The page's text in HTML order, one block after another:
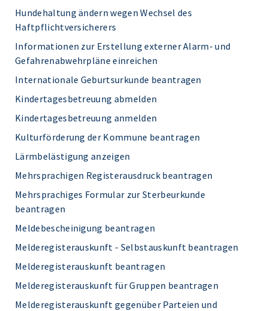
Hundehaltung ändern wegen Wechsel des
Haftpflichtversicherers
Informationen zur Erstellung externer Alarm- und
Gefahrenabwehrpläne einreichen
Internationale Geburtsurkunde beantragen
Kindertagesbetreuung abmelden
Kindertagesbetreuung anmelden
Kulturförderung der Kommune beantragen
Lärmbelästigung anzeigen
Mehrsprachigen Registerausdruck beantragen
Mehrsprachiges Formular zur Sterbeurkunde
beantragen
Meldebescheinigung beantragen
Melderegisterauskunft - Selbstauskunft beantragen
Melderegisterauskunft beantragen
Melderegisterauskunft für Gruppen beantragen
Melderegisterauskunft gegenüber Parteien und